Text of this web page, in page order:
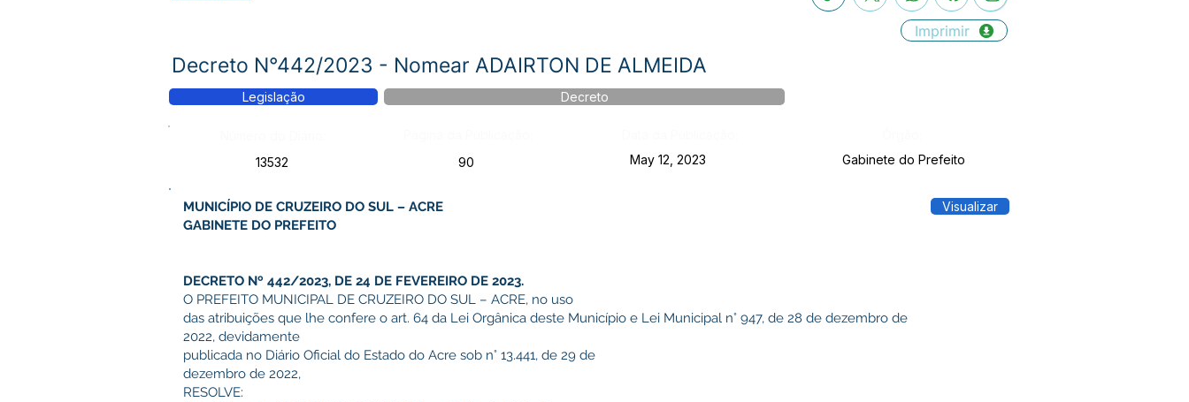
Imprimir
Decreto N°442/2023 - Nomear ADAIRTON DE ALMEIDA
Legislação Decreto
13532
90 May 12, 2023 Gabinete do Prefeito
MUNICÍPIO DE CRUZEIRO DO SUL – ACRE
GABINETE DO PREFEITO
DECRETO Nº 442/2023, DE 24 DE FEVEREIRO DE 2023.
O PREFEITO MUNICIPAL DE CRUZEIRO DO SUL – ACRE, no uso
das atribuições que lhe confere o art. 64 da Lei Orgânica deste Município e Lei Municipal n° 947, de 28 de dezembro de
2022, devidamente
publicada no Diário Oficial do Estado do Acre sob n° 13.441, de 29 de
dezembro de 2022,
RESOLVE:
Visualizar